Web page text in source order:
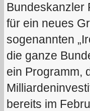
Bundeskanzler
für ein neues
sogenannten
die ganze
ein Programm,
bereits im